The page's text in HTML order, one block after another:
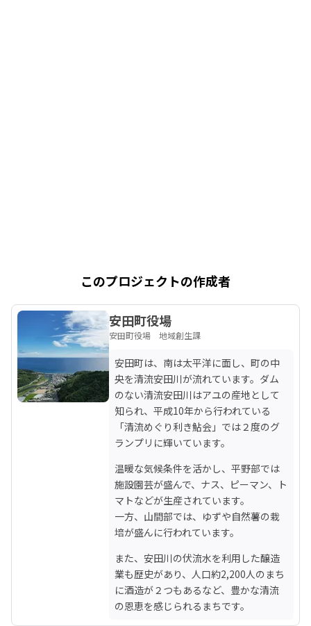
このプロジェクトの作成者
安田町役場
安田町役場 地域創生課
安田町は、南は太平洋に面し、町の中
央を清流安田川が流れています。ダム
のない清流安田川はアユの産地として
知られ、平成10年から行われている
「清流めぐり利き鮎会」では２度のグ
ランプリに輝いています。
温暖な気候条件を活かし、平野部では
施設園芸が盛んで、ナス、ピーマン、ト
マトなどが生産されています。
一方、山間部では、ゆずや自然薯の栽
培が盛んに行われています。
また、安田川の伏流水を利用した醸造
業も歴史があり、人口約2,200人のまち
に酒造が２つもあるなど、豊かな清流
の恩恵を感じられるまちです。